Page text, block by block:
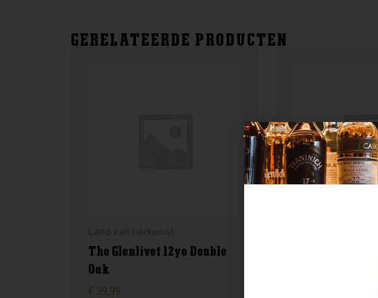
GERELATEERDE PRODUCTEN
The Glenlivet 12yo Double
Oak
€ 39,99